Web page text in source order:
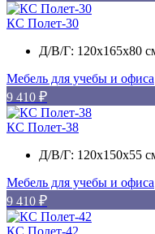
КС Полет-30
Д/В/Г: 120х165х80
Мебель для учебы и офиса
9 410
КС Полет-38
Д/В/Г: 120х150х55
Мебель для учебы и офиса
9 410
КС Полет-42